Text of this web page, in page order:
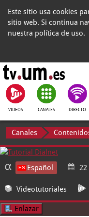
Este sitio usa cookies
sitio web. Si continua
nuestra política de uso.
VIDEOS CANALES DIRECTO
Canales
Español 22
Videotutoriales
Enlazar